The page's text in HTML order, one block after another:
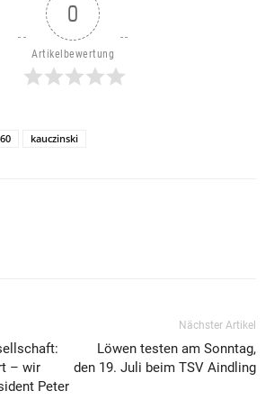
0
Artikelbewertung
kauczinski
– wir
Peter
Nächster Artikel
Löwen testen am Sonntag,
den 19. Juli beim TSV Aindling